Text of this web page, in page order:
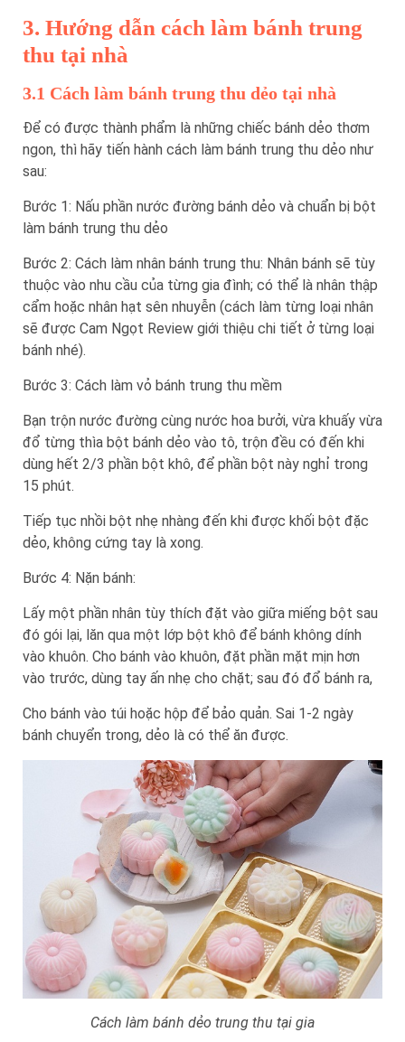
3. Hướng dẫn cách làm bánh trung
thu tại nhà
3.1 Cách làm bánh trung thu dẻo tại nhà
Để có được thành phẩm là những chiếc bánh dẻo thơm
ngon, thì hãy tiến hành cách làm bánh trung thu dẻo như
sau:
Bước 1: Nấu phần nước đường bánh dẻo và chuẩn bị bột
làm bánh trung thu dẻo
Bước 2: Cách làm nhân bánh trung thu: Nhân bánh sẽ tùy
thuộc vào nhu cầu của từng gia đình; có thể là nhân thập
cẩm hoặc nhân hạt sên nhuyễn (cách làm từng loại nhân
sẽ được Cam Ngọt Review giới thiệu chi tiết ở từng loại
bánh nhé).
Bước 3: Cách làm vỏ bánh trung thu mềm
Bạn trộn nước đường cùng nước hoa bưởi, vừa khuấy vừa
đổ từng thìa bột bánh dẻo vào tô, trộn đều có đến khi
dùng hết 2/3 phần bột khô, để phần bột này nghỉ trong
15 phút.
Tiếp tục nhồi bột nhẹ nhàng đến khi được khối bột đặc
dẻo, không cứng tay là xong.
Bước 4: Nặn bánh:
Lấy một phần nhân tùy thích đặt vào giữa miếng bột sau
đó gói lại, lăn qua một lớp bột khô để bánh không dính
vào khuôn. Cho bánh vào khuôn, đặt phần mặt mịn hơn
vào trước, dùng tay ấn nhẹ cho chặt; sau đó đổ bánh ra,
Cho bánh vào túi hoặc hộp để bảo quản. Sai 1-2 ngày
bánh chuyển trong, dẻo là có thể ăn được.
Cách làm bánh dẻo trung thu tại gia